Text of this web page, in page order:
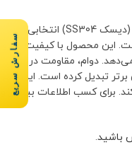
(دیسک SS304) انتخابی
این محصول با کیفیت بالا و
دوام، مقاومت در برابر
تبدیل کرده است. این شیر
برای کسب اطلاعات بیشتر و
باشید.
سفارش سریع